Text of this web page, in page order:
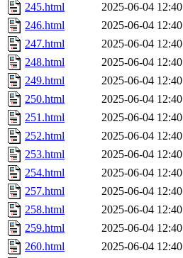
245.html
2025-06-04 12:40
246.html
2025-06-04 12:40
247.html
2025-06-04 12:40
248.html
2025-06-04 12:40
249.html
2025-06-04 12:40
250.html
2025-06-04 12:40
251.html
2025-06-04 12:40
252.html
2025-06-04 12:40
253.html
2025-06-04 12:40
254.html
2025-06-04 12:40
257.html
2025-06-04 12:40
258.html
2025-06-04 12:40
259.html
2025-06-04 12:40
260.html
2025-06-04 12:40